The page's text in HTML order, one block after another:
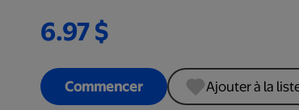
6.97 $
Commencer Ajouter à la